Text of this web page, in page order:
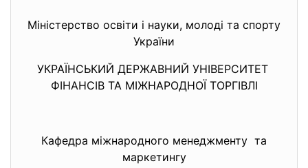
Міністерство освіти і науки, молоді та спорту
України
УКРАЇНСЬКИЙ ДЕРЖАВНИЙ УНІВЕРСИТЕТ
ФІНАНСІВ ТА МІЖНАРОДНОЇ ТОРГІВЛІ
Кафедра міжнародного менеджменту та
маркетингу